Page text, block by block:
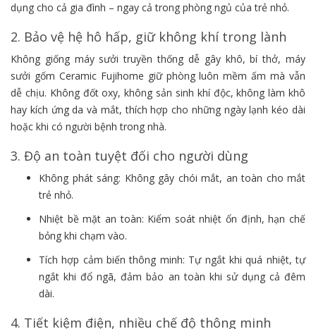
dụng cho cả gia đình – ngay cả trong phòng ngủ của trẻ nhỏ.
2. Bảo vệ hệ hô hấp, giữ không khí trong lành
Không giống máy sưởi truyền thống dễ gây khô, bí thở, máy
sưởi gốm Ceramic Fujihome giữ phòng luôn mềm ấm mà vẫn
dễ chịu. Không đốt oxy, không sản sinh khí độc, không làm khô
hay kích ứng da và mắt, thích hợp cho những ngày lạnh kéo dài
hoặc khi có người bệnh trong nhà.
3. Độ an toàn tuyệt đối cho người dùng
Không phát sáng: Không gây chói mắt, an toàn cho mắt
trẻ nhỏ.
Nhiệt bề mặt an toàn: Kiểm soát nhiệt ổn định, hạn chế
bỏng khi chạm vào.
Tích hợp cảm biến thông minh: Tự ngắt khi quá nhiệt, tự
ngắt khi đổ ngã, đảm bảo an toàn khi sử dụng cả đêm
dài.
4. Tiết kiệm điện, nhiều chế độ thông minh